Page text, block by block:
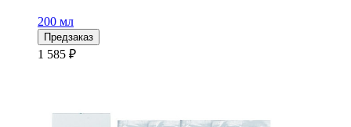
200 мл
Предзаказ
1 585 ₽